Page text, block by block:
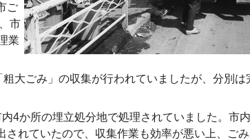
ご
市
業
大ごみ」の収集が行われていましたが、分別は
4か所の埋立処分地で処理されていました。市
れていたので、収集作業も効率が悪い上、ご